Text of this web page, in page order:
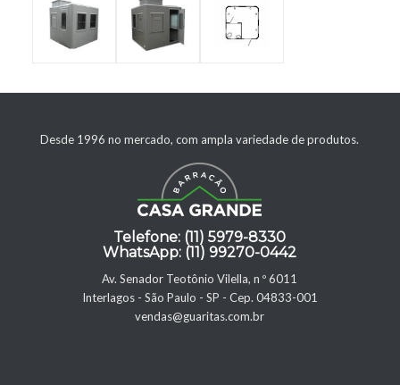
Desde 1996 no mercado, com ampla variedade de produtos.
Telefone: (11) 5979-8330
WhatsApp: (11) 99270-0442
Av. Senador Teotônio Vilella, n º 6011
Interlagos - São Paulo - SP - Cep. 04833-001
vendas@guaritas.com.br